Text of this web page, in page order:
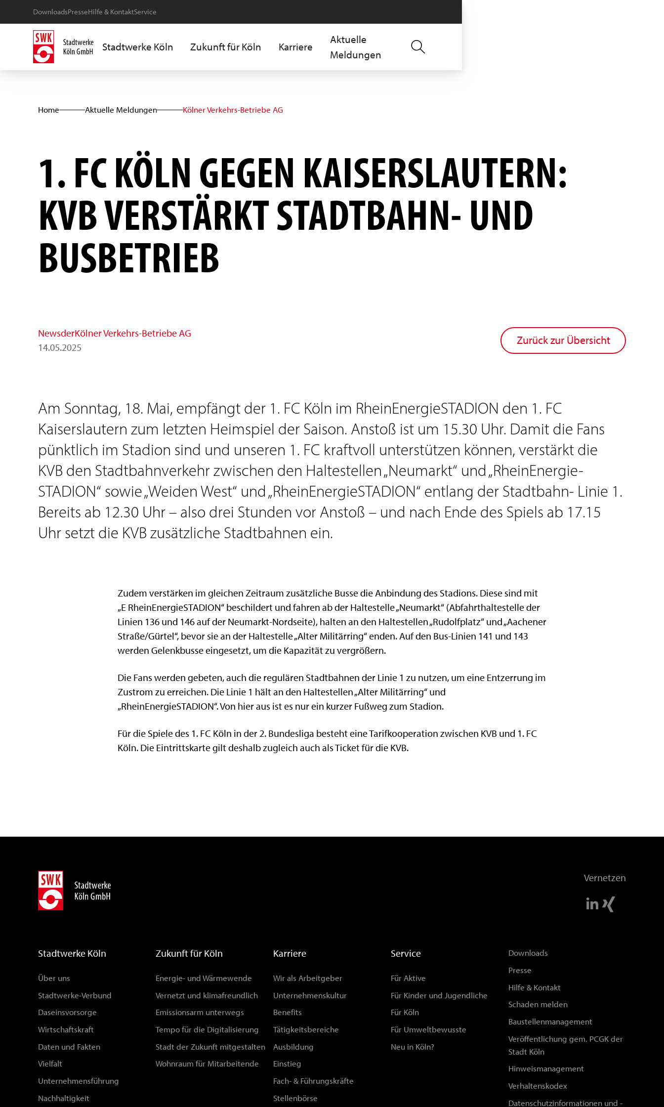
DownloadsPresseHilfe & KontaktService
Stadtwerke Köln Zukunft für Köln Karriere
Aktuelle
Meldungen
Home Aktuelle Meldungen Kölner Verkehrs-Betriebe AG
1. FC KÖLN GEGEN KAISERSLAUTERN:
KVB VERSTÄRKT STADTBAHN- UND
BUSBETRIEB
NewsderKölner Verkehrs-Betriebe AG
14.05.2025
Zurück zur Übersicht
Am Sonntag, 18. Mai, empfängt der 1. FC Köln im RheinEnergieSTADION den 1. FC
Kaiserslautern zum letzten Heimspiel der Saison. Anstoß ist um 15.30 Uhr. Damit die Fans
pünktlich im Stadion sind und unseren 1. FC kraftvoll unterstützen können, verstärkt die
KVB den Stadtbahnverkehr zwischen den Haltestellen „Neumarkt“ und „RheinEnergie-
STADION“ sowie „Weiden West“ und „RheinEnergieSTADION“ entlang der Stadtbahn- Linie 1.
Bereits ab 12.30 Uhr – also drei Stunden vor Anstoß – und nach Ende des Spiels ab 17.15
Uhr setzt die KVB zusätzliche Stadtbahnen ein.
Zudem verstärken im gleichen Zeitraum zusätzliche Busse die Anbindung des Stadions. Diese sind mit
„E RheinEnergieSTADION“ beschildert und fahren ab der Haltestelle „Neumarkt“ (Abfahrthaltestelle der
Linien 136 und 146 auf der Neumarkt-Nordseite), halten an den Haltestellen „Rudolfplatz“ und „Aachener
Straße/Gürtel“, bevor sie an der Haltestelle „Alter Militärring“ enden. Auf den Bus-Linien 141 und 143
werden Gelenkbusse eingesetzt, um die Kapazität zu vergrößern.
Die Fans werden gebeten, auch die regulären Stadtbahnen der Linie 1 zu nutzen, um eine Entzerrung im
Zustrom zu erreichen. Die Linie 1 hält an den Haltestellen „Alter Militärring“ und
„RheinEnergieSTADION“. Von hier aus ist es nur ein kurzer Fußweg zum Stadion.
Für die Spiele des 1. FC Köln in der 2. Bundesliga besteht eine Tarifkooperation zwischen KVB und 1. FC
Köln. Die Eintrittskarte gilt deshalb zugleich auch als Ticket für die KVB.
Vernetzen
Stadtwerke Köln
Über uns
Stadtwerke-Verbund
Daseinsvorsorge
Wirtschaftskraft
Daten und Fakten
Vielfalt
Unternehmensführung
Nachhaltigkeit
Zukunft für Köln
Energie- und Wärmewende
Vernetzt und klimafreundlich
Emissionsarm unterwegs
Tempo für die Digitalisierung
Stadt der Zukunft mitgestalten
Wohnraum für Mitarbeitende
Karriere
Wir als Arbeitgeber
Unternehmenskultur
Benefits
Tätigkeitsbereiche
Ausbildung
Einstieg
Fach- & Führungskräfte
Stellenbörse
Service
Für Aktive
Für Kinder und Jugendliche
Für Köln
Für Umweltbewusste
Neu in Köln?
Downloads
Presse
Hilfe & Kontakt
Schaden melden
Baustellenmanagement
Veröffentlichung gem. PCGK der
Stadt Köln
Hinweismanagement
Verhaltenskodex
Datenschutzinformationen und -